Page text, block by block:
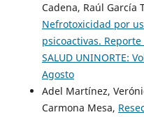
Cadena, Raúl García
Nefrotoxicidad por
psicoactivas.
SALUD UNINORTE:
Agosto
Adel Martínez,
Carmona Mesa,